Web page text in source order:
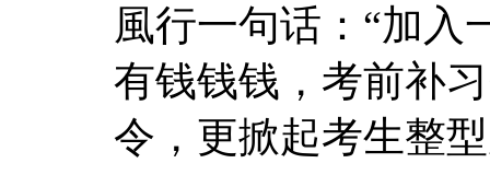
風行一句话：“加入
有钱钱钱，考前补
令，更掀起考生整